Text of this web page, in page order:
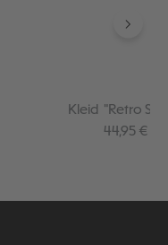
Kleid "Retro
Regulärer
44,95 €